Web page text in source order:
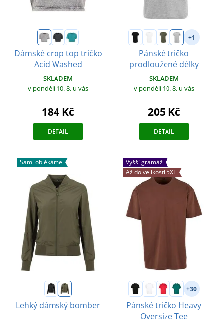
Dámské crop top tričko
Acid Washed
SKLADEM
v pondělí 10. 8. u vás
184 Kč
DETAIL
+1
Pánské tričko
prodloužené délky
SKLADEM
v pondělí 10. 8. u vás
205 Kč
DETAIL
Sami oblékáme
Lehký dámský bomber
Vyšší gramáž
Až do velikosti 5XL
+30
Pánské tričko Heavy
Oversize Tee